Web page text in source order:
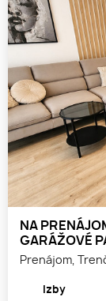
NA
GARÁŽOVÉ
Prenájom,
Izby